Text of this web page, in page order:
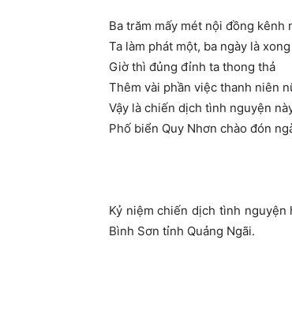
Ba trăm mấy mét nội đồng kênh
Ta làm phát một, ba ngày là xong
Giờ thì đủng đỉnh ta thong thả
Thêm vài phần việc thanh niên
Vậy là chiến dịch tình nguyện
Phố biển Quy Nhơn chào đón
Kỷ niệm chiến dịch tình
Bình Sơn tỉnh Quảng Ngãi.